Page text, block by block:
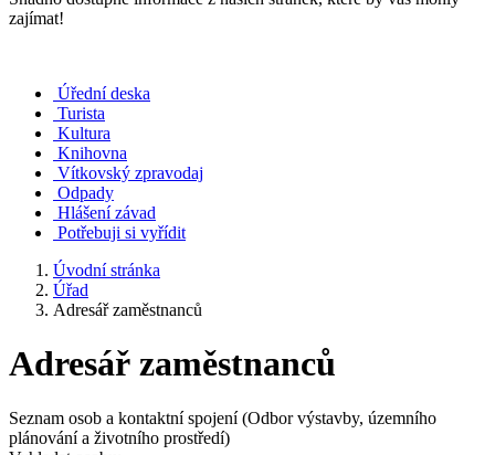
zajímat!
Úřední deska
Turista
Kultura
Knihovna
Vítkovský zpravodaj
Odpady
Hlášení závad
Potřebuji si vyřídit
Úvodní stránka
Úřad
Adresář zaměstnanců
Adresář zaměstnanců
Seznam osob a kontaktní spojení (Odbor výstavby, územního
plánování a životního prostředí)